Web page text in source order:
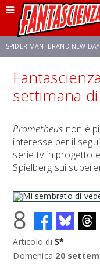
SPIDER-MAN: BRAND NEW DAY
FRANCO RICCIARDIELLO
settimana
Prometheus non è
interesse per il
serie tv in progetto
Spielberg sui
Mi sembrato di vedere
8
Articolo di S*
Domenica 20